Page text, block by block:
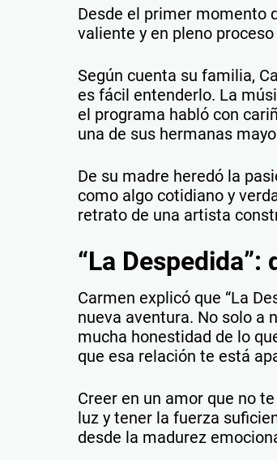
Desde el primer momento
valiente y en pleno
Según cuenta su familia,
es fácil entenderlo. La
el programa habló con
una de sus hermanas
De su madre heredó la
como algo cotidiano y
retrato de una artista
“La
Carmen explicó que “La
nueva aventura. No solo a
mucha honestidad de lo
que esa relación te está
Creer en un amor que no
luz y tener la fuerza
desde la madurez